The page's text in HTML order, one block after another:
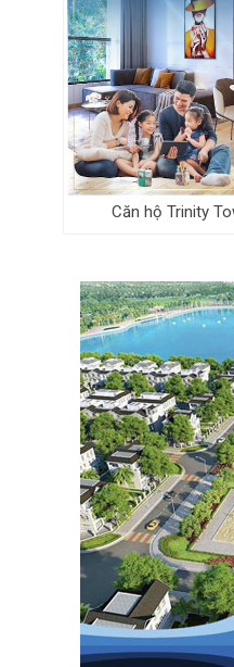
Căn hộ Trinity